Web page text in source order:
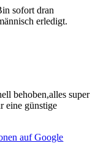
sofort dran
erledigt.
behoben,alles super
eine günstige
auf Google